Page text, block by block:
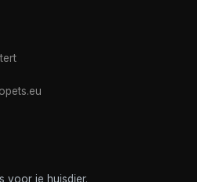
voor je huisdier.